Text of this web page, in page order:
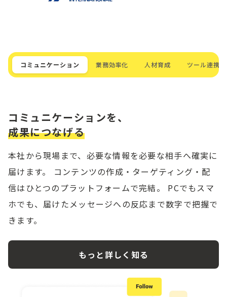
コミュニケーション 業務効率化 人材育成 ツール連携
コミュニケーションを、
成果につなげる
本社から現場まで、必要な情報を必要な相手へ確実に
届けます。 コンテンツの作成・ターゲティング・配
信はひとつのプラットフォームで完結。 PCでもスマ
ホでも、届けたメッセージへの反応まで数字で把握で
きます。
もっと詳しく知る